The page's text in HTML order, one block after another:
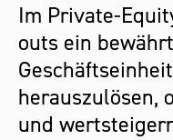
Im Private-
outs ein
herauszulösen,
und